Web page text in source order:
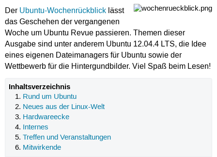
Der Ubuntu-Wochenrückblicklässt
das Geschehen der vergangenen
Woche um Ubuntu Revue passieren. Themen dieser
Ausgabe sind unter anderem Ubuntu 12.04.4 LTS, die Idee
eines eigenen Dateimanagers für Ubuntu sowie der
Wettbewerb für die Hintergundbilder. Viel Spaß beim Lesen!
Inhaltsverzeichnis
Rund um Ubuntu
Neues aus der Linux-Welt
Hardwareecke
Internes
Treffen und Veranstaltungen
Mitwirkende